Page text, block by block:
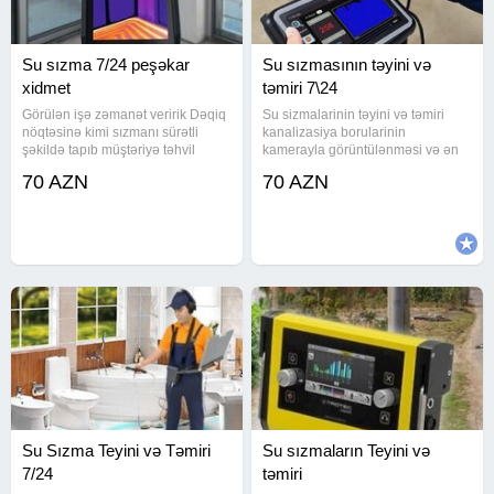
Su sızma 7/24 peşəkar
xidmet
Görülən işə zəmanət veririk Dəqiq
nöqtəsinə kimi sızmanı sürətli
şəkildə tapıb müştəriyə təhvil
qiymətlə yalnız biz işləyirik Bakı və
70 AZN
Su sızmasının təyini və
təmiri 7\24
Su sizmalarinin təyini və təmiri
kanalizasiya borularinin
kamerayla görüntülənməsi və ən
keçrilməsi.Təmirinizə ziyan
70 AZN
Su Sızma Teyini və Təmiri
7/24
Su sızmaların Teyini və
təmiri